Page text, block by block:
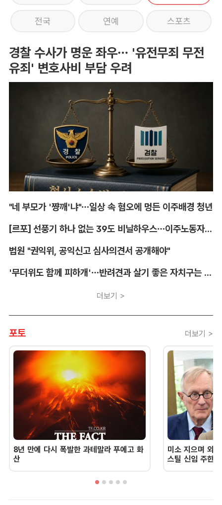
전국 연예 스포츠
경찰 수사가 명운 좌우… '유전무죄 무전
유죄' 변호사비 부담 우려
"네 부모가 '쨩깨'냐"…일상 속 혐오에 멍든 이주배경 청년
[르포] 선풍기 하나 없는 39도 비닐하우스…이주노동자의 '악몽같은 폭염'
법원 "권익위, 공익신고 심사의견서 공개해야"
'무더위도 함께 피하개'…반려견과 살기 좋은 자치구는 어디
더보기 >
포토 더보기 >
8년 만에 다시 폭발한 과테말라 푸에고 화
산
미소 지으며 외
스틸 신임 주한